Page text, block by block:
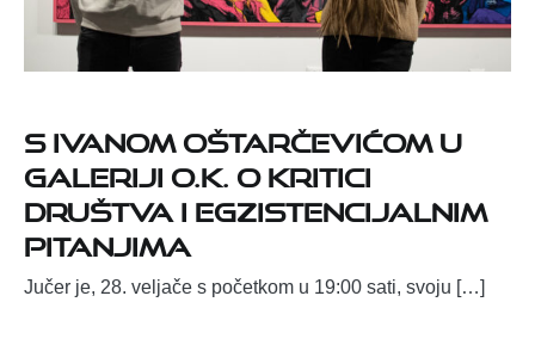
S Ivanom Oštarčevićom u
Galeriji O.K. o kritici
društva i egzistencijalnim
pitanjima
Jučer je, 28. veljače s početkom u 19:00 sati, svoju […]